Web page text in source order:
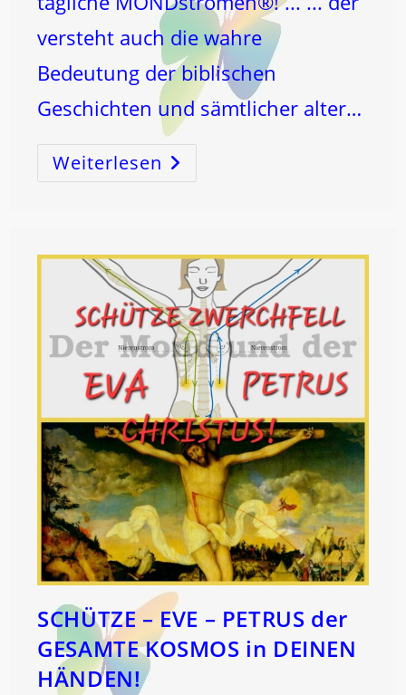
versteht auch die wahre
Bedeutung der biblischen
Geschichten und sämtlicher alter…
Weiterlesen EVA
JUDIT
SCHÜTZE – EVE – PETRUS der
GESAMTE KOSMOS in DEINEN
HÄNDEN!